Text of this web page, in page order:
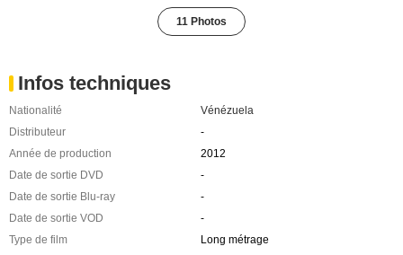
11 Photos
Infos techniques
Nationalité
Vénézuela
Distributeur
-
Année de production
2012
Date de sortie DVD
-
Date de sortie Blu-ray
-
Date de sortie VOD
-
Type de film
Long métrage